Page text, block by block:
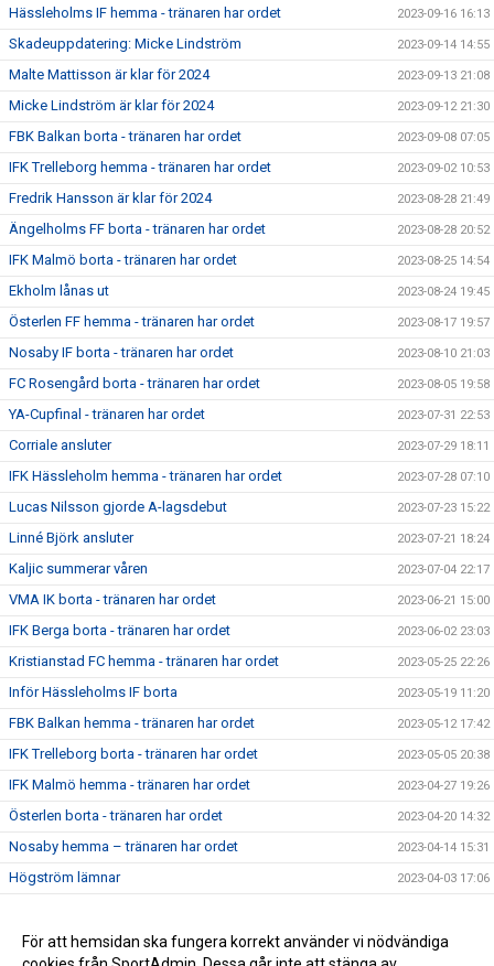
Hässleholms IF hemma - tränaren har ordet 2023-09-16 16:13
Skadeuppdatering: Micke Lindström 2023-09-14 14:55
Malte Mattisson är klar för 2024 2023-09-13 21:08
Micke Lindström är klar för 2024 2023-09-12 21:30
FBK Balkan borta - tränaren har ordet 2023-09-08 07:05
IFK Trelleborg hemma - tränaren har ordet 2023-09-02 10:53
Fredrik Hansson är klar för 2024 2023-08-28 21:49
Ängelholms FF borta - tränaren har ordet 2023-08-28 20:52
IFK Malmö borta - tränaren har ordet 2023-08-25 14:54
Ekholm lånas ut 2023-08-24 19:45
Österlen FF hemma - tränaren har ordet 2023-08-17 19:57
Nosaby IF borta - tränaren har ordet 2023-08-10 21:03
FC Rosengård borta - tränaren har ordet 2023-08-05 19:58
YA-Cupfinal - tränaren har ordet 2023-07-31 22:53
Corriale ansluter 2023-07-29 18:11
IFK Hässleholm hemma - tränaren har ordet 2023-07-28 07:10
Lucas Nilsson gjorde A-lagsdebut 2023-07-23 15:22
Linné Björk ansluter 2023-07-21 18:24
Kaljic summerar våren 2023-07-04 22:17
VMA IK borta - tränaren har ordet 2023-06-21 15:00
IFK Berga borta - tränaren har ordet 2023-06-02 23:03
Kristianstad FC hemma - tränaren har ordet 2023-05-25 22:26
Inför Hässleholms IF borta 2023-05-19 11:20
FBK Balkan hemma - tränaren har ordet 2023-05-12 17:42
IFK Trelleborg borta - tränaren har ordet 2023-05-05 20:38
IFK Malmö hemma - tränaren har ordet 2023-04-27 19:26
Österlen borta - tränaren har ordet 2023-04-20 14:32
Nosaby hemma – tränaren har ordet 2023-04-14 15:31
Högström lämnar 2023-04-03 17:06
2021-09-13 20:58
För att hemsidan ska fungera korrekt använder vi nödvändiga